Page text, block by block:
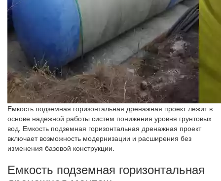
Емкость подземная горизонтальная дренажная проект лежит в
основе надежной работы систем понижения уровня грунтовых
вод. Емкость подземная горизонтальная дренажная проект
включает возможность модернизации и расширения без
изменения базовой конструкции.
Емкость подземная горизонтальная